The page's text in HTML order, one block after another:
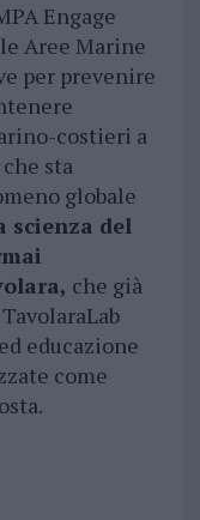
Engage
Aree Marine
per prevenire
costieri a
sta
globale
scienza del
che già
educazione
come